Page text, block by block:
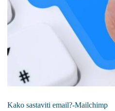
Kako sastaviti email?-Mailchimp